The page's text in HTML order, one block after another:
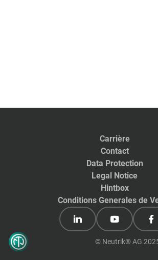
Carrière
Contact
Data Protection
Legal Notice
Hintbox
Conditions Generales de
© Neutrik® AG